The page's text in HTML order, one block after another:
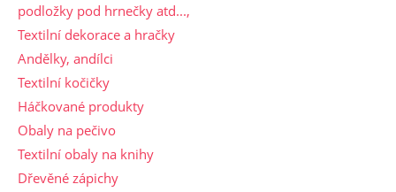
podložky pod hrnečky atd...,
Textilní dekorace a hračky
Andělky, andílci
Textilní kočičky
Háčkované produkty
Obaly na pečivo
Textilní obaly na knihy
Dřevěné zápichy